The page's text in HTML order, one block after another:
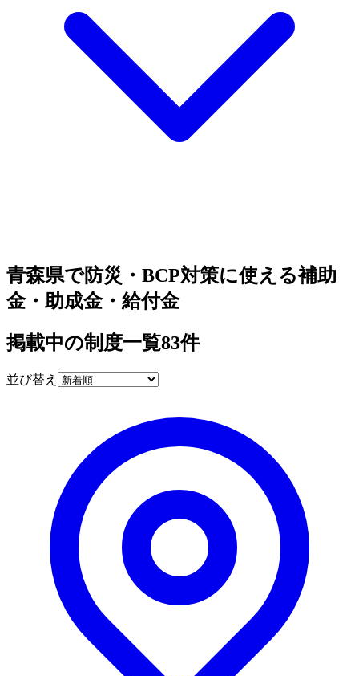
青森県で防災・BCP対策に使える補助
金・助成金・給付金
掲載中の制度一覧83件
並び替え